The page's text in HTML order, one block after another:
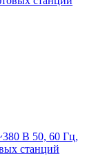
В 50, 60 Гц,
станций